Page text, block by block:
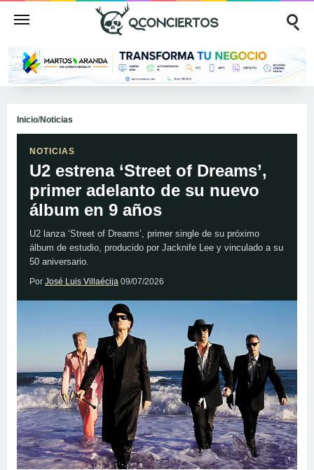
Inicio/Noticias
NOTICIAS
U2 estrena ‘Street of Dreams’,
primer adelanto de su nuevo
álbum en 9 años
U2 lanza ‘Street of Dreams’, primer single de su próximo
álbum de estudio, producido por Jacknife Lee y vinculado a su
50 aniversario.
Por José Luis Villaécija 09/07/2026